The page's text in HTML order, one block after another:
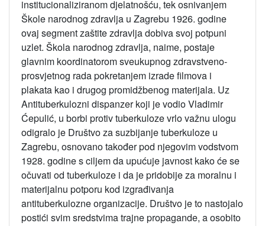
institucionaliziranom djelatnošću, tek osnivanjem
Škole narodnog zdravlja u Zagrebu 1926. godine
ovaj segment zaštite zdravlja dobiva svoj potpuni
uzlet. Škola narodnog zdravlja, naime, postaje
glavnim koordinatorom sveukupnog zdravstveno-
prosvjetnog rada pokretanjem izrade filmova i
plakata kao i drugog promidžbenog materijala. Uz
Antituberkulozni dispanzer koji je vodio Vladimir
Ćepulić, u borbi protiv tuberkuloze vrlo važnu ulogu
odigralo je Društvo za suzbijanje tuberkuloze u
Zagrebu, osnovano također pod njegovim vodstvom
1928. godine s ciljem da upućuje javnost kako će se
očuvati od tuberkuloze i da je pridobije za moralnu i
materijalnu potporu kod izgrađivanja
antituberkulozne organizacije. Društvo je to nastojalo
postići svim sredstvima trajne propagande, a osobito